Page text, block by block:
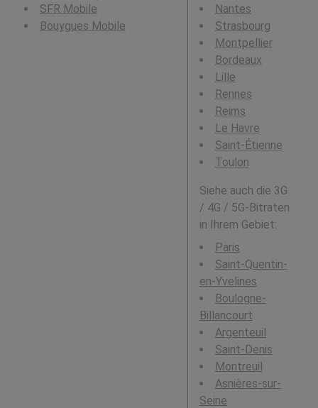
SFR Mobile
Bouygues Mobile
Nantes
Strasbourg
Montpellier
Bordeaux
Lille
Rennes
Reims
Le Havre
Saint-Étienne
Toulon
Siehe auch die 3G
/ 4G / 5G-Bitraten
in Ihrem Gebiet:
Paris
Saint-Quentin-
en-Yvelines
Boulogne-
Billancourt
Argenteuil
Saint-Denis
Montreuil
Asnières-sur-
Seine